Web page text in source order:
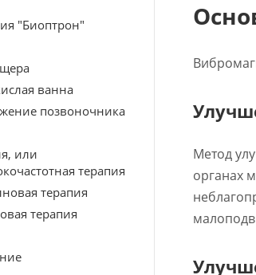
Метод
органах
"Биоптрон"
ванна
позвоночника
или
терапия
терапия
терапия